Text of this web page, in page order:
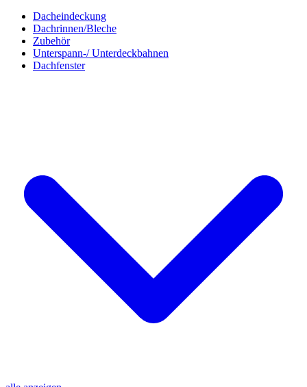
Dacheindeckung
Dachrinnen/Bleche
Zubehör
Unterspann-/ Unterdeckbahnen
Dachfenster